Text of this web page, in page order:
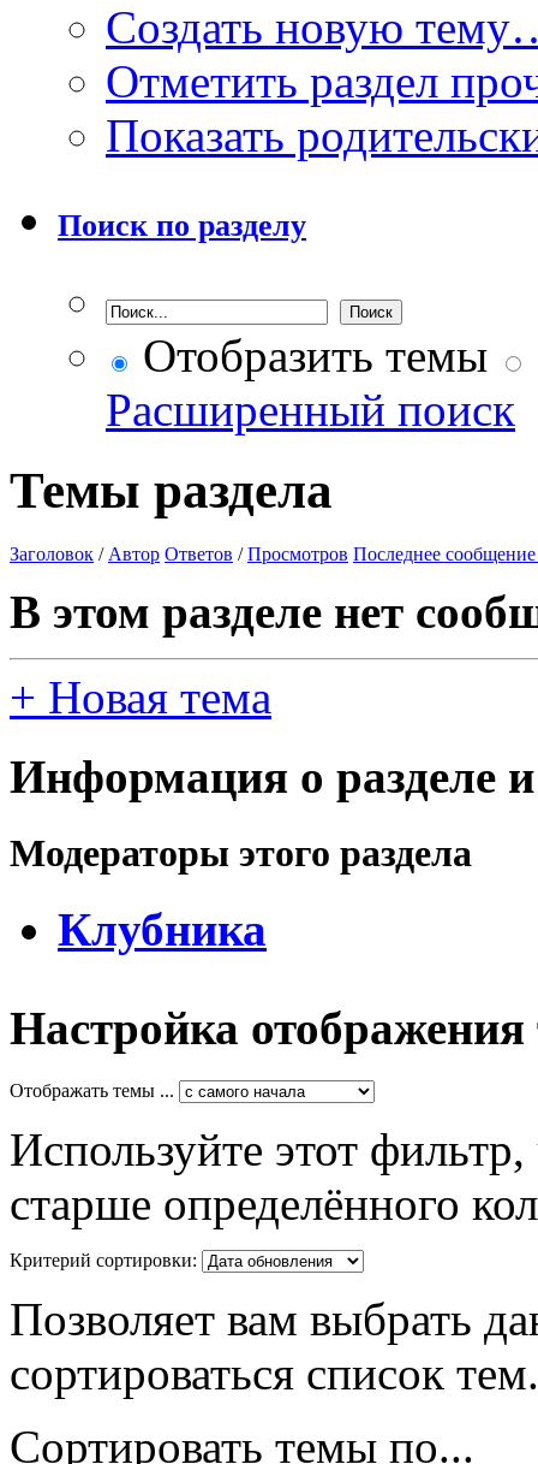
Создать новую
Отметить раздел
Показать
Поиск по разделу
Отобразить темы
Расширенный поиск
Темы раздела
Заголовок / Автор Ответов /Просмотров Последнее сообщение
В этом разделе нет
+ Новая тема
Информация о разделе
Модераторы этого раздела
Клубника
Настройка отображения
Отображать темы ...
Используйте этот
старше определённого
Критерий сортировки:
Позволяет вам выбрать
сортироваться список тем.
Сортировать темы по...